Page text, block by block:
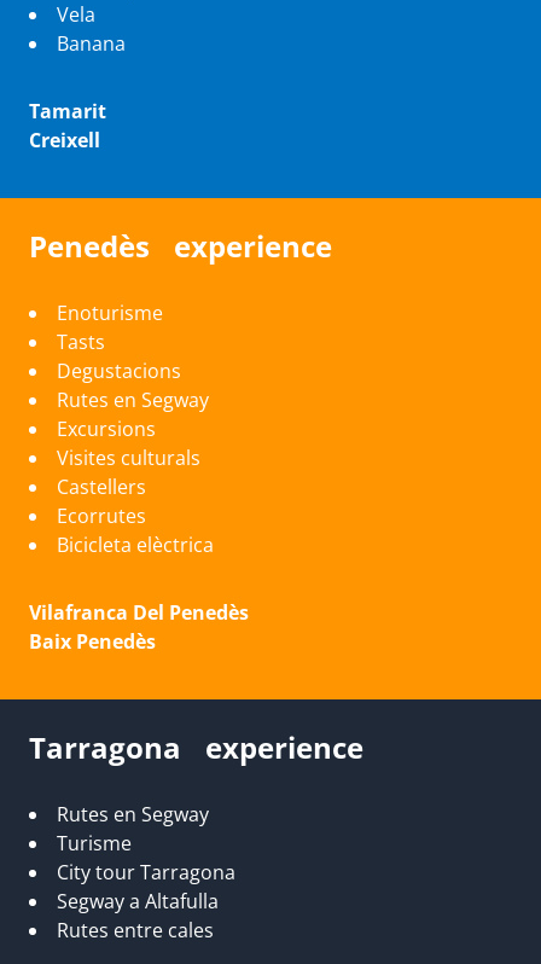
Vela
Banana
Tamarit
Creixell
Penedès experience
Enoturisme
Tasts
Degustacions
Rutes en Segway
Excursions
Visites culturals
Castellers
Ecorrutes
Bicicleta elèctrica
Vilafranca Del Penedès
Baix Penedès
Tarragona experience
Rutes en Segway
Turisme
City tour Tarragona
Segway a Altafulla
Rutes entre cales